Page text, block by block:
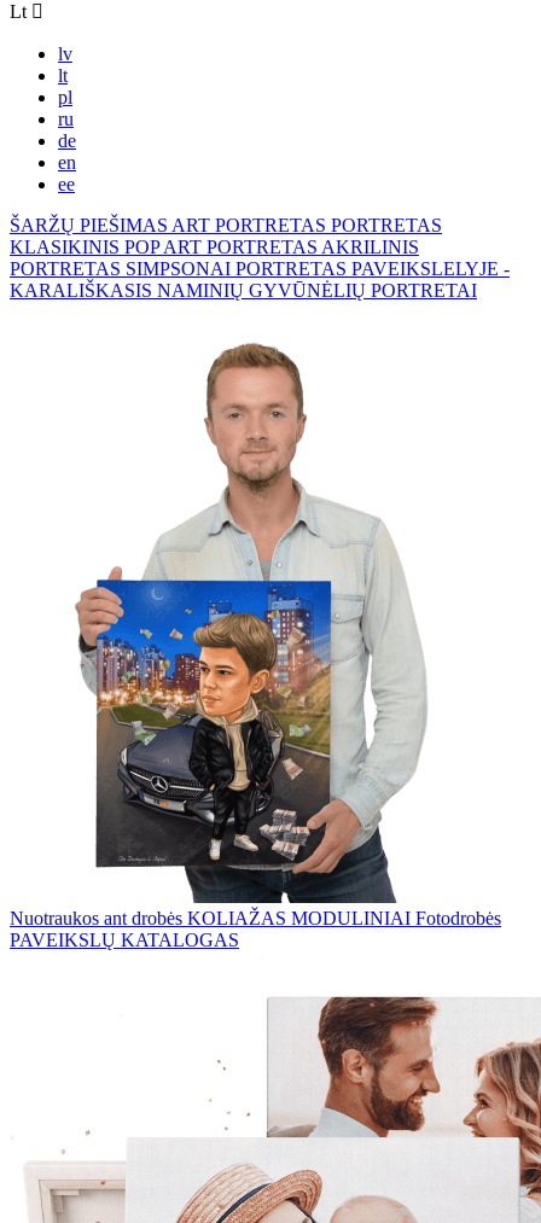
Lt
lv
lt
pl
ru
de
en
ee
ŠARŽŲ PIEŠIMAS ART PORTRETAS PORTRETAS
KLASIKINIS POP ART PORTRETAS AKRILINIS
PORTRETAS SIMPSONAI PORTRETAS PAVEIKSLELYJE -
KARALIŠKASIS NAMINIŲ GYVŪNĖLIŲ PORTRETAI
Nuotraukos ant drobės KOLIAŽAS MODULINIAI Fotodrobės
PAVEIKSLŲ KATALOGAS